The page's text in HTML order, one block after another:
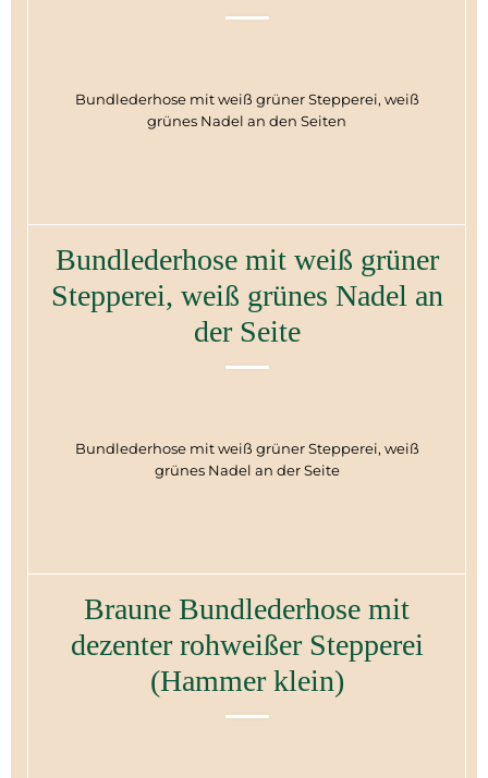
Bundlederhose mit weiß grüner Stepperei, weiß
grünes Nadel an den Seiten
Bundlederhose mit weiß grüner
Stepperei, weiß grünes Nadel an
der Seite
Bundlederhose mit weiß grüner Stepperei, weiß
grünes Nadel an der Seite
Braune Bundlederhose mit
dezenter rohweißer Stepperei
(Hammer klein)